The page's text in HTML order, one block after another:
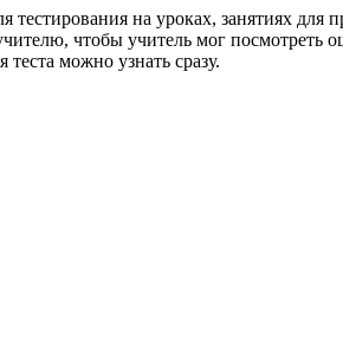
на уроках, занятиях для
чтобы учитель мог
можно узнать сразу.